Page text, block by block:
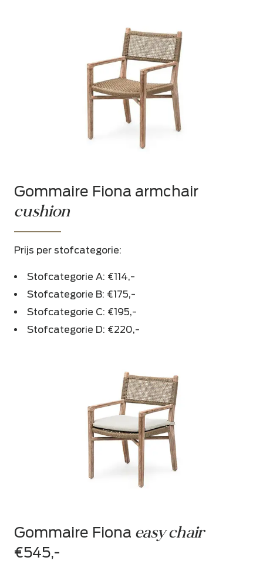
Gommaire Fiona armchair
cushion
Prijs per stofcategorie:
Stofcategorie A: €114,-
Stofcategorie B: €175,-
Stofcategorie C: €195,-
Stofcategorie D: €220,-
Gommaire Fiona easy chair
€545,-